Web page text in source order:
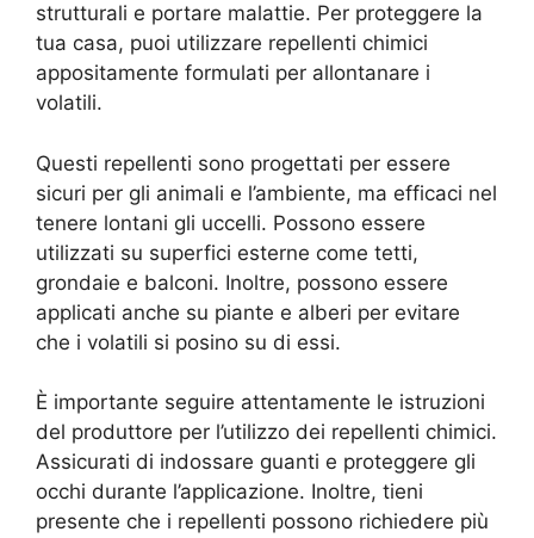
strutturali e portare malattie. Per proteggere la
tua casa, puoi utilizzare repellenti chimici
appositamente formulati per allontanare i
volatili.
Questi repellenti sono progettati per essere
sicuri per gli animali e l’ambiente, ma efficaci nel
tenere lontani gli uccelli. Possono essere
utilizzati su superfici esterne come tetti,
grondaie e balconi. Inoltre, possono essere
applicati anche su piante e alberi per evitare
che i volatili si posino su di essi.
È importante seguire attentamente le istruzioni
del produttore per l’utilizzo dei repellenti chimici.
Assicurati di indossare guanti e proteggere gli
occhi durante l’applicazione. Inoltre, tieni
presente che i repellenti possono richiedere più